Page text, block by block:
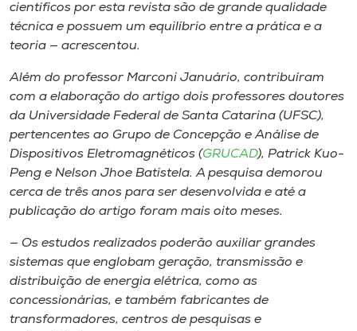
científicos por esta revista são de grande qualidade
técnica e possuem um equilíbrio entre a prática e a
teoria — acrescentou.
Além do professor Marconi Januário, contribuíram
com a elaboração do artigo dois professores doutores
da Universidade Federal de Santa Catarina (UFSC),
pertencentes ao Grupo de Concepção e Análise de
Dispositivos Eletromagnéticos (GRUCAD), Patrick Kuo-
Peng e Nelson Jhoe Batistela. A pesquisa demorou
cerca de três anos para ser desenvolvida e até a
publicação do artigo foram mais oito meses.
— Os estudos realizados poderão auxiliar grandes
sistemas que englobam geração, transmissão e
distribuição de energia elétrica, como as
concessionárias, e também fabricantes de
transformadores, centros de pesquisas e